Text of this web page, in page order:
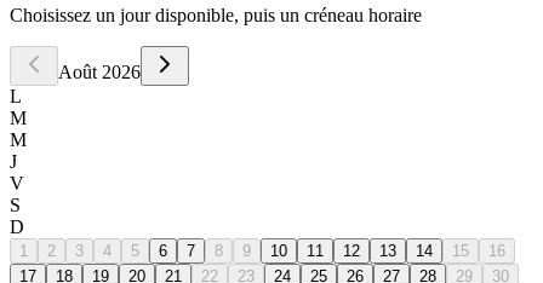
Choisissez un jour disponible, puis un créneau horaire
Août 2026
L
M
M
J
V
S
D
1 2 3 4 5 6 7 8 9 10 11 12 13 14 15
16
17
18 19 20 21 22 23 24 25 26 27 28 29
30